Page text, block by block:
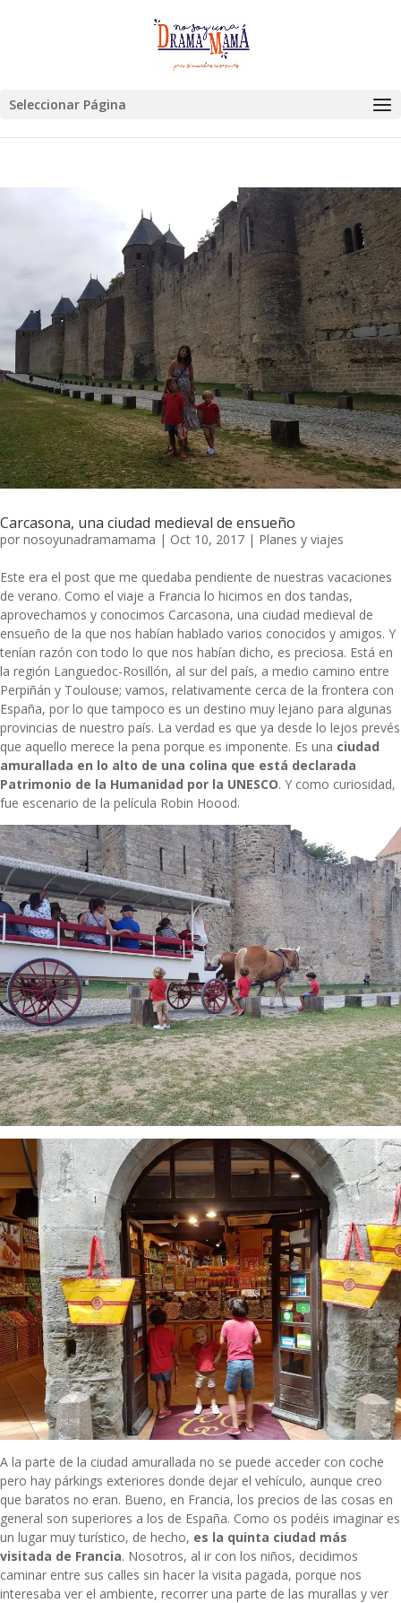
Seleccionar Página
Carcasona, una ciudad medieval de ensueño
por nosoyunadramamama | Oct 10, 2017 | Planes y viajes
Este era el post que me quedaba pendiente de nuestras vacaciones
de verano. Como el viaje a Francia lo hicimos en dos tandas,
aprovechamos y conocimos Carcasona, una ciudad medieval de
ensueño de la que nos habían hablado varios conocidos y amigos. Y
tenían razón con todo lo que nos habían dicho, es preciosa. Está en
la región Languedoc-Rosillón, al sur del país, a medio camino entre
Perpiñán y Toulouse; vamos, relativamente cerca de la frontera con
España, por lo que tampoco es un destino muy lejano para algunas
provincias de nuestro país. La verdad es que ya desde lo lejos prevés
que aquello merece la pena porque es imponente. Es una ciudad
amurallada en lo alto de una colina que está declarada
Patrimonio de la Humanidad por la UNESCO. Y como curiosidad,
fue escenario de la película Robin Hoood.
A la parte de la ciudad amurallada no se puede acceder con coche
pero hay párkings exteriores donde dejar el vehículo, aunque creo
que baratos no eran. Bueno, en Francia, los precios de las cosas en
general son superiores a los de España. Como os podéis imaginar es
un lugar muy turístico, de hecho, es la quinta ciudad más
visitada de Francia. Nosotros, al ir con los niños, decidimos
caminar entre sus calles sin hacer la visita pagada, porque nos
interesaba ver el ambiente, recorrer una parte de las murallas y ver